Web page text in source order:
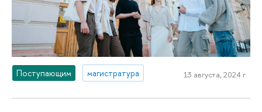
Поступающим магистратура 13 августа, 2024 г.